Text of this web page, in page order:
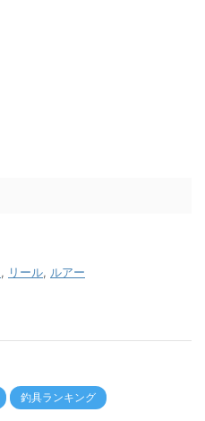
, リール, ルアー
釣具ランキング